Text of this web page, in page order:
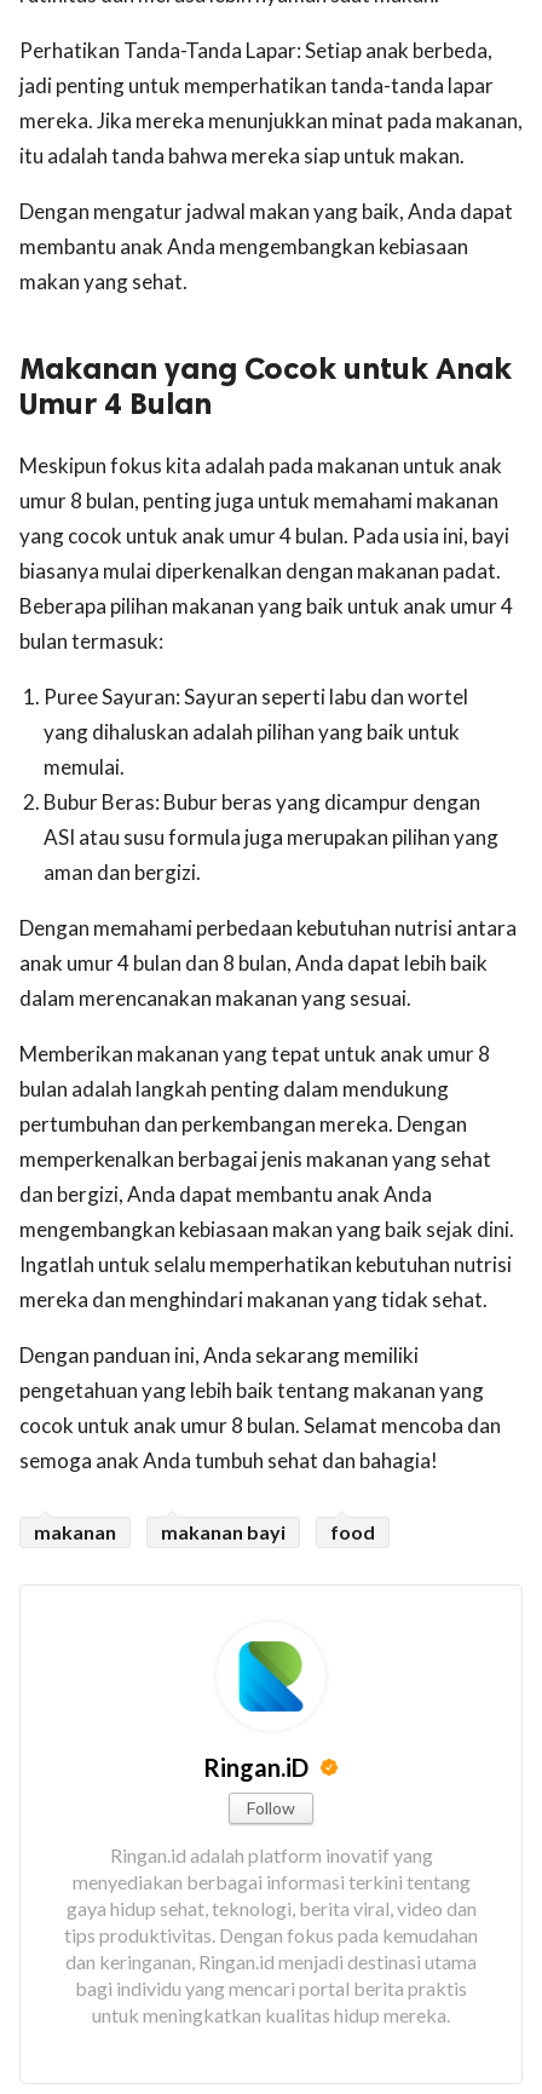
Perhatikan Tanda-Tanda Lapar: Setiap anak berbeda,
jadi penting untuk memperhatikan tanda-tanda lapar
mereka. Jika mereka menunjukkan minat pada makanan,
itu adalah tanda bahwa mereka siap untuk makan.
Dengan mengatur jadwal makan yang baik, Anda dapat
membantu anak Anda mengembangkan kebiasaan
makan yang sehat.
Makanan yang Cocok untuk Anak
Umur 4 Bulan
Meskipun fokus kita adalah pada makanan untuk anak
umur 8 bulan, penting juga untuk memahami makanan
yang cocok untuk anak umur 4 bulan. Pada usia ini, bayi
biasanya mulai diperkenalkan dengan makanan padat.
Beberapa pilihan makanan yang baik untuk anak umur 4
bulan termasuk:
Puree Sayuran: Sayuran seperti labu dan wortel
yang dihaluskan adalah pilihan yang baik untuk
memulai.
Bubur Beras: Bubur beras yang dicampur dengan
ASI atau susu formula juga merupakan pilihan yang
aman dan bergizi.
Dengan memahami perbedaan kebutuhan nutrisi antara
anak umur 4 bulan dan 8 bulan, Anda dapat lebih baik
dalam merencanakan makanan yang sesuai.
Memberikan makanan yang tepat untuk anak umur 8
bulan adalah langkah penting dalam mendukung
pertumbuhan dan perkembangan mereka. Dengan
memperkenalkan berbagai jenis makanan yang sehat
dan bergizi, Anda dapat membantu anak Anda
mengembangkan kebiasaan makan yang baik sejak dini.
Ingatlah untuk selalu memperhatikan kebutuhan nutrisi
mereka dan menghindari makanan yang tidak sehat.
Dengan panduan ini, Anda sekarang memiliki
pengetahuan yang lebih baik tentang makanan yang
cocok untuk anak umur 8 bulan. Selamat mencoba dan
semoga anak Anda tumbuh sehat dan bahagia!
makanan makanan bayi food
Ringan.iD
Follow
Ringan.id adalah platform inovatif yang
menyediakan berbagai informasi terkini tentang
gaya hidup sehat, teknologi, berita viral, video dan
tips produktivitas. Dengan fokus pada kemudahan
dan keringanan, Ringan.id menjadi destinasi utama
bagi individu yang mencari portal berita praktis
untuk meningkatkan kualitas hidup mereka.